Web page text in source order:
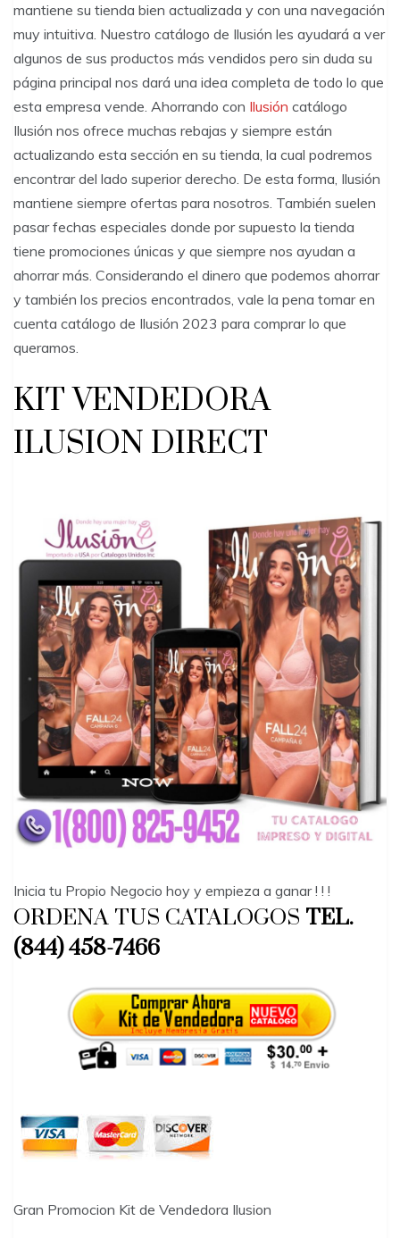
mantiene su tienda bien actualizada y con una navegación
muy intuitiva. Nuestro catálogo de Ilusión les ayudará a ver
algunos de sus productos más vendidos pero sin duda su
página principal nos dará una idea completa de todo lo que
esta empresa vende. Ahorrando con Ilusión catálogo
Ilusión nos ofrece muchas rebajas y siempre están
actualizando esta sección en su tienda, la cual podremos
encontrar del lado superior derecho. De esta forma, Ilusión
mantiene siempre ofertas para nosotros. También suelen
pasar fechas especiales donde por supuesto la tienda
tiene promociones únicas y que siempre nos ayudan a
ahorrar más. Considerando el dinero que podemos ahorrar
y también los precios encontrados, vale la pena tomar en
cuenta catálogo de Ilusión 2023 para comprar lo que
queramos.
KIT VENDEDORA
ILUSION DIRECT
Inicia tu Propio Negocio hoy y empieza a ganar ! ! !
ORDENA TUS CATALOGOS TEL.
(844) 458-7466
Gran Promocion Kit de Vendedora Ilusion